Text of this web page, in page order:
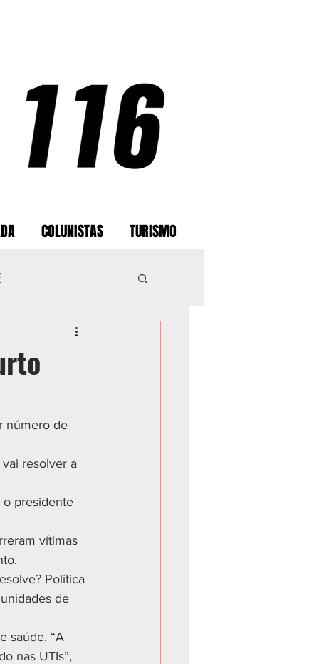
COLUNISTAS TURISMO
número de
resolver a
o presidente
vítimas
Política
de
saúde. “A
nas UTIs”,